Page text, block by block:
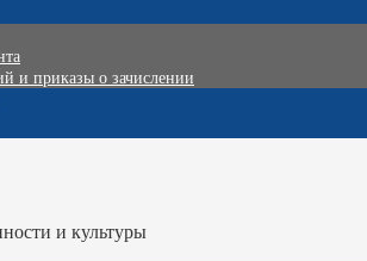
и приказы о зачислении
и культуры